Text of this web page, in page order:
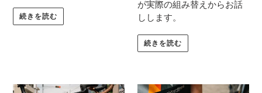
続きを読む
が実際の組み替えからお話
しします。
続きを読む